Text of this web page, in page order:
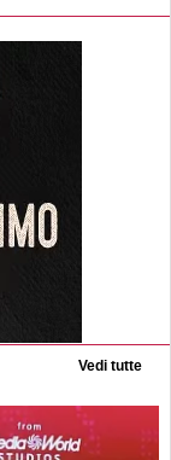
Vedi tutte